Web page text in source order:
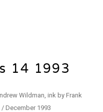
14 1993
Wildman, ink by Frank
December 1993